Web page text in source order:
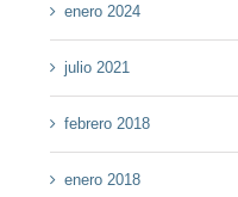
enero 2024
julio 2021
febrero 2018
enero 2018